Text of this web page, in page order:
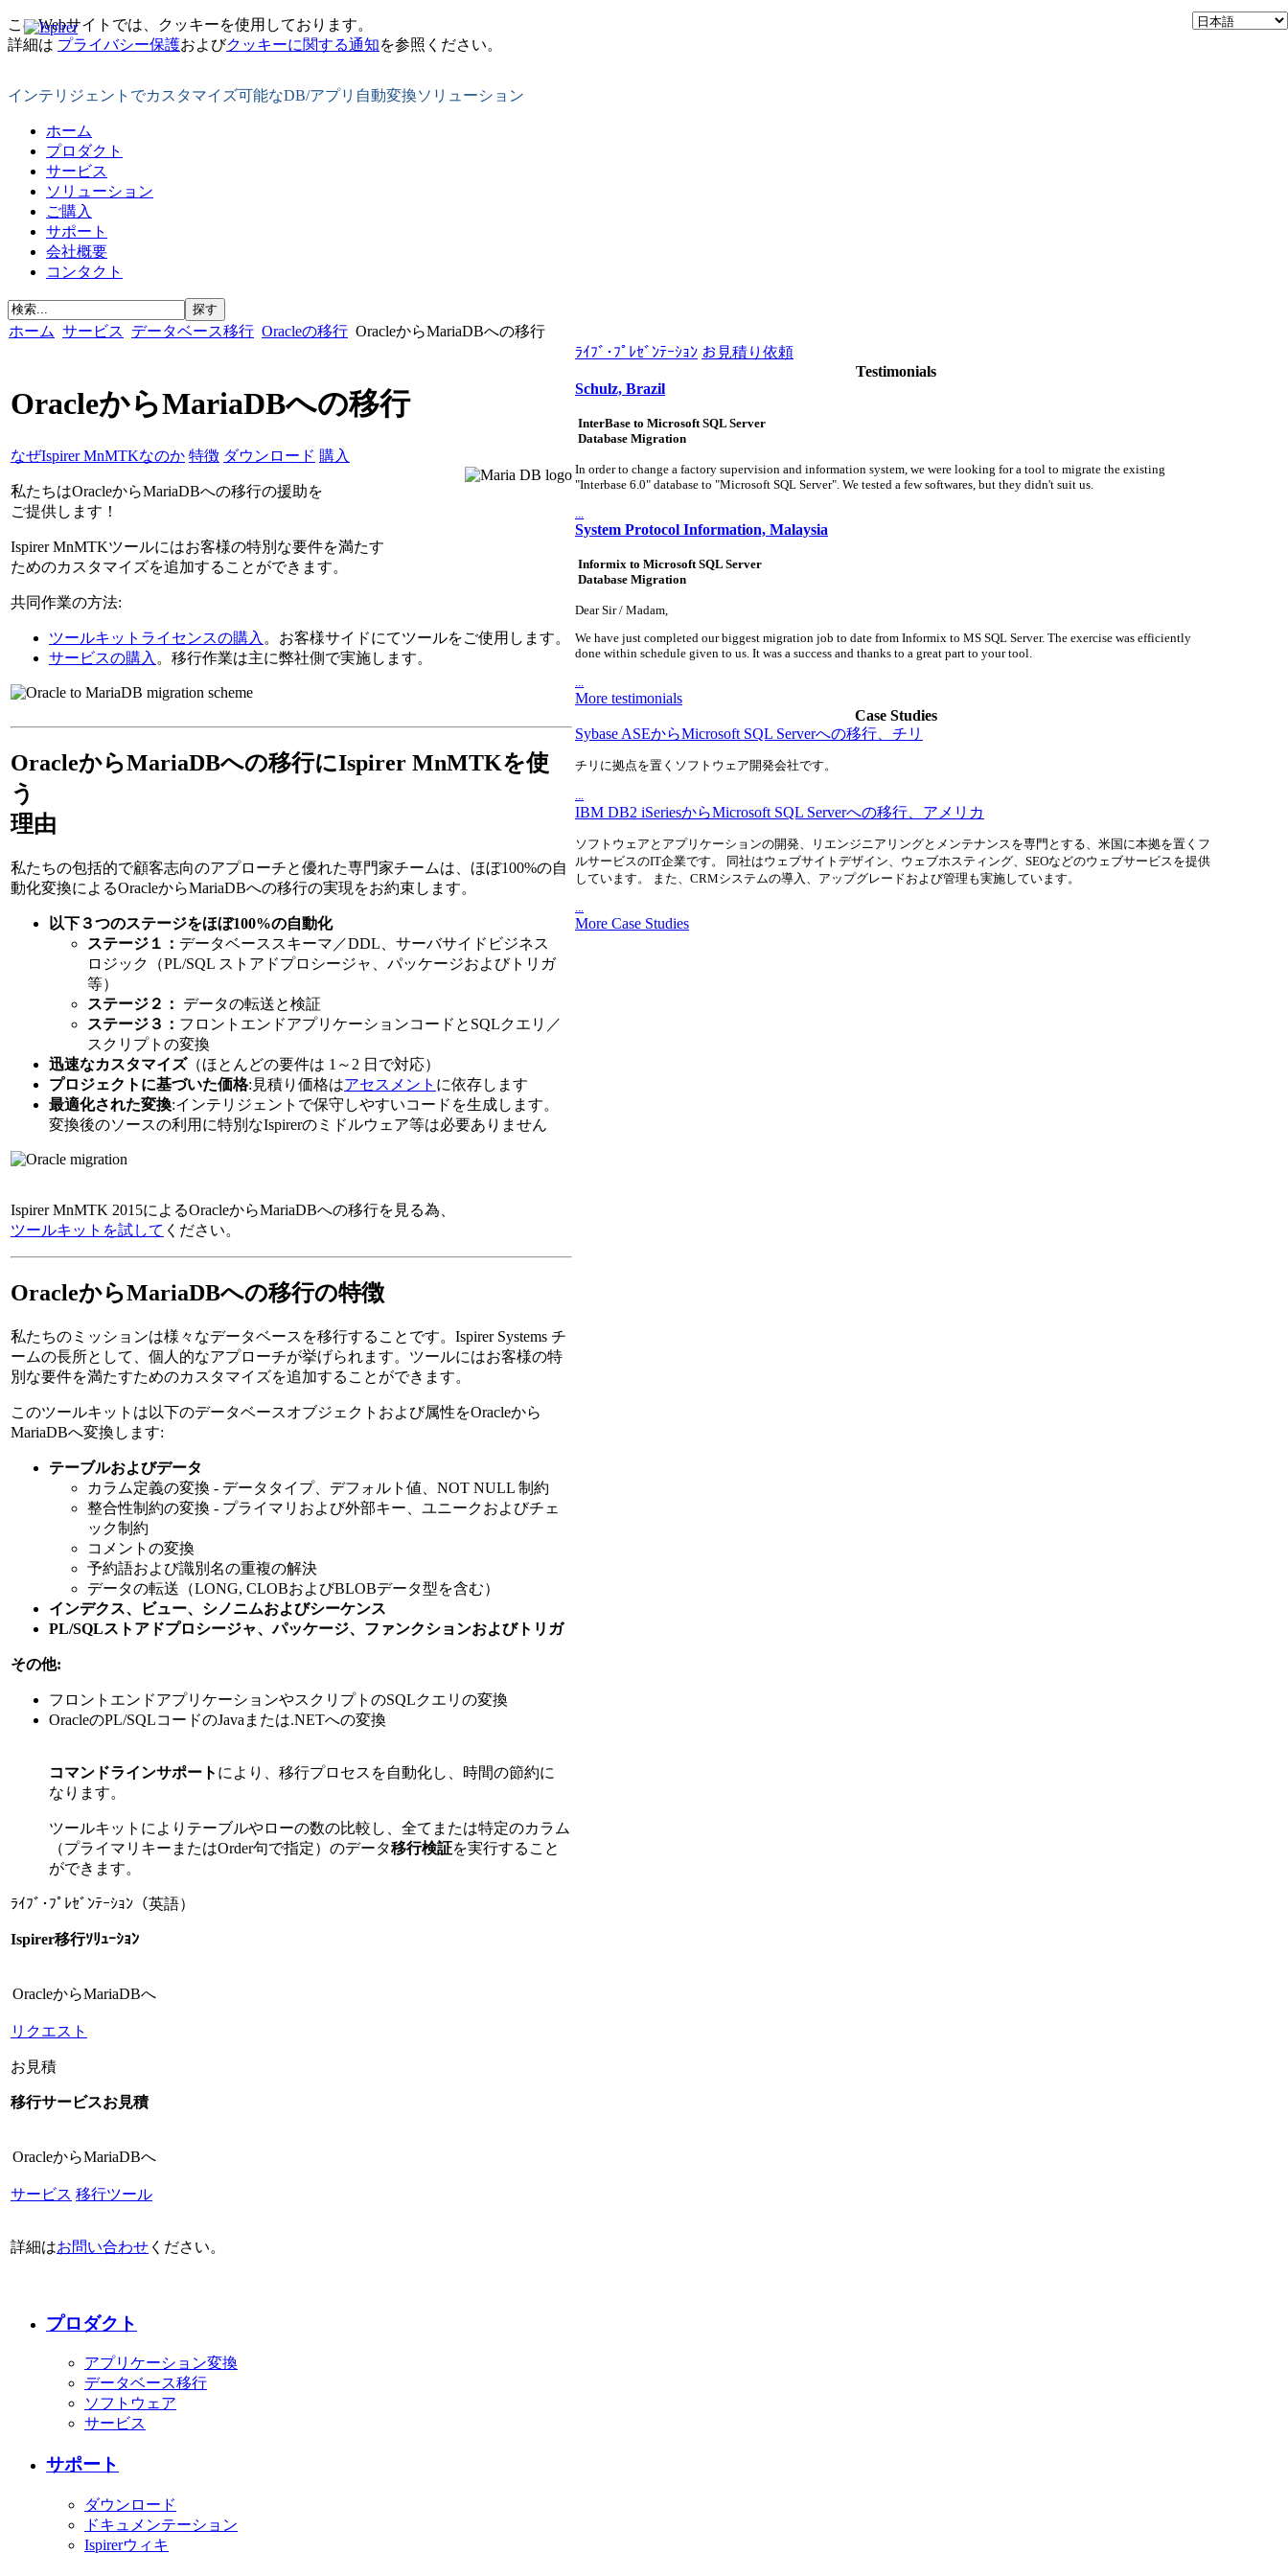
このWebサイトでは、クッキーを使用しております。
詳細は プライバシー保護およびクッキーに関する通知を参照ください。
インテリジェントでカスタマイズ可能なDB/アプリ自動変換ソリューション
ホーム
プロダクト
サービス
ソリューション
ご購入
サポート
会社概要
コンタクト
ホーム サービス データベース移行 Oracleの移行 OracleからMariaDBへの移行
OracleからMariaDBへの移行
なぜIspirer MnMTKなのか 特徴 ダウンロード 購入
私たちはOracleからMariaDBへの移行の援助を
ご提供します！
Ispirer MnMTKツールにはお客様の特別な要件を満たす
ためのカスタマイズを追加することができます。
共同作業の方法:
ツールキットライセンスの購入 。お客様サイドにてツールをご使用します。
サービスの購入 。移行作業は主に弊社側で実施します。
OracleからMariaDBへの移行にIspirer MnMTKを使
う
理由
私たちの包括的で顧客志向のアプローチと優れた専門家チームは、ほぼ100%の自
動化変換によるOracleからMariaDBへの移行の実現をお約束します。
以下３つのステージをほぼ100%の自動化
ステージ１： データベーススキーマ／DDL、サーバサイドビジネス
ロジック（PL/SQL ストアドプロシージャ、パッケージおよびトリガ
等）
ステージ２：
データの転送と検証
ステージ３： フロントエンドアプリケーションコードとSQLクエリ／
スクリプトの変換
迅速なカスタマイズ（ほとんどの要件は 1～2 日で対応）
プロジェクトに基づいた価格:見積り価格はアセスメント に依存します
最適化された変換:インテリジェントで保守しやすいコードを生成します。
変換後のソースの利用に特別なIspirerのミドルウェア等は必要ありません
Ispirer MnMTK 2015によるOracleからMariaDBへの移行を見る為、
ツールキットを試して ください。
OracleからMariaDBへの移行の特徴
私たちのミッションは様々なデータベースを移行することです。Ispirer Systems チ
ームの長所として、個人的なアプローチが挙げられます。ツールにはお客様の特
別な要件を満たすためのカスタマイズを追加することができます。
このツールキットは以下のデータベースオブジェクトおよび属性をOracleから
MariaDBへ変換します:
テーブルおよびデータ
カラム定義の変換 - データタイプ、デフォルト値、NOT NULL 制約
整合性制約の変換 - プライマリおよび外部キー、ユニークおよびチェ
ック制約
コメントの変換
予約語および識別名の重複の解決
データの転送（LONG, CLOBおよびBLOBデータ型を含む）
インデクス、ビュー、シノニムおよびシーケンス
PL/SQLストアドプロシージャ、パッケージ、ファンクションおよびトリガ
その他:
フロントエンドアプリケーションやスクリプトのSQLクエリの変換
OracleのPL/SQLコードのJavaまたは.NETへの変換
コマンドラインサポート により、移行プロセスを自動化し、時間の節約に
なります。
ツールキットによりテーブルやローの数の比較し、全てまたは特定のカラム
（プライマリキーまたはOrder句で指定）のデータ移行検証を実行すること
ができます。
ﾗｲﾌﾞ･ﾌﾟﾚｾﾞﾝﾃｰｼｮﾝ（英語）
Ispirer移行ｿﾘｭｰｼｮﾝ
OracleからMariaDBへ
リクエスト
お見積
移行サービスお見積
OracleからMariaDBへ
サービス 移行ツール
詳細はお問い合わせ ください。
ﾗｲﾌﾞ･ﾌﾟﾚｾﾞﾝﾃｰｼｮﾝ お見積り依頼
Testimonials
Schulz, Brazil
InterBase to Microsoft SQL Server
Database Migration
In order to change a factory supervision and information system, we were looking for a tool to migrate the existing
"Interbase 6.0" database to "Microsoft SQL Server". We tested a few softwares, but they didn't suit us.
System Protocol Information, Malaysia
Informix to Microsoft SQL Server
Database Migration
Dear Sir / Madam,
We have just completed our biggest migration job to date from Informix to MS SQL Server. The exercise was efficiently
done within schedule given to us. It was a success and thanks to a great part to your tool.
More testimonials
Case Studies
Sybase ASEからMicrosoft SQL Serverへの移行、チリ
チリに拠点を置くソフトウェア開発会社です。
IBM DB2 iSeriesからMicrosoft SQL Serverへの移行、アメリカ
ソフトウェアとアプリケーションの開発、リエンジニアリングとメンテナンスを専門とする、米国に本拠を置くフ
ルサービスのIT企業です。 同社はウェブサイトデザイン、ウェブホスティング、SEOなどのウェブサービスを提供
しています。 また、CRMシステムの導入、アップグレードおよび管理も実施しています。
...
More Case Studies
プロダクト
アプリケーション変換
データベース移行
ソフトウェア
サービス
サポート
ダウンロード
ドキュメンテーション
Ispirerウィキ